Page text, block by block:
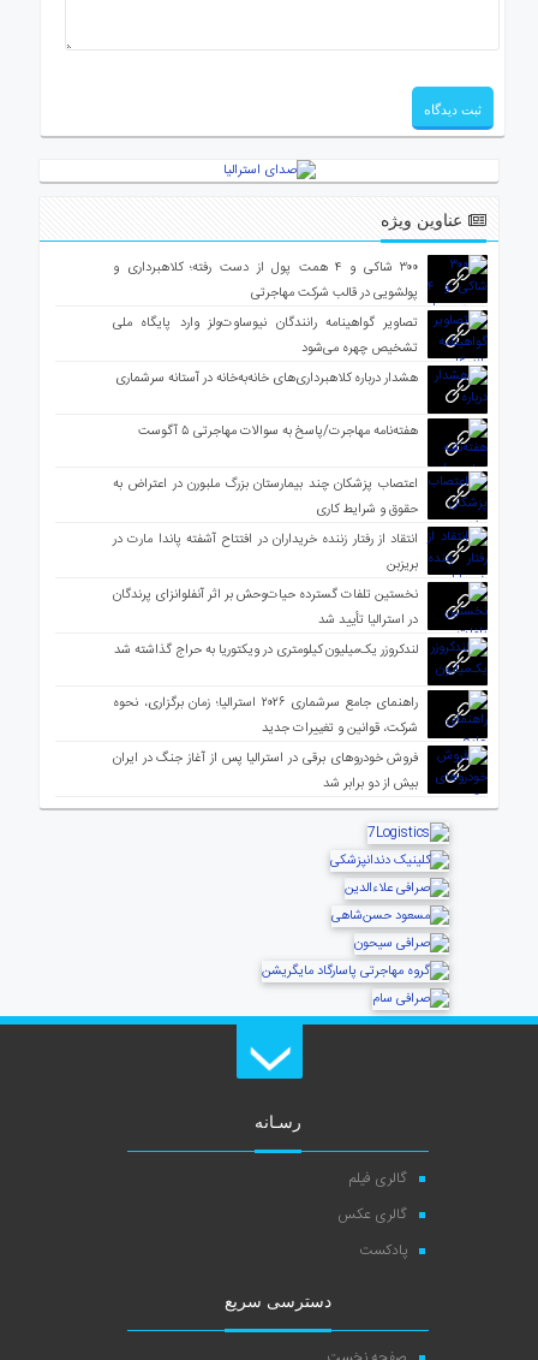
عناوین ویژه
۳۰۰ شاکی و ۴ همت پول از دست رفته؛ کلاهبرداری و
پولشویی در قالب شرکت مهاجرتی
تصاویر گواهینامه رانندگان نیوساوت‌ولز وارد پایگاه ملی
تشخیص چهره می‌شود
هشدار درباره کلاهبرداری‌های خانه‌به‌خانه در آستانه سرشماری
هفته‌نامه مهاجرت/پاسخ به سوالات مهاجرتی ۵ آگوست
اعتصاب پزشکان چند بیمارستان بزرگ ملبورن در اعتراض به
حقوق و شرایط کاری
انتقاد از رفتار زننده خریداران در افتتاح آشفته پاندا مارت در
بریزبن
نخستین تلفات گسترده حیات‌وحش بر اثر آنفلوانزای پرندگان
در استرالیا تأیید شد
لندکروزر یک‌میلیون کیلومتری در ویکتوریا به حراج گذاشته شد
راهنمای جامع سرشماری ۲۰۲۶ استرالیا؛ زمان برگزاری، نحوه
شرکت، قوانین و تغییرات جدید
فروش خودروهای برقی در استرالیا پس از آغاز جنگ در ایران
بیش از دو برابر شد
رسـانه
گالری فیلم
گالری عکس
پادکست
دسترسی سریع